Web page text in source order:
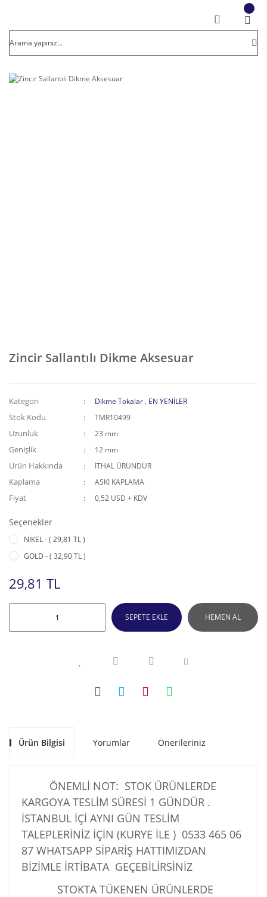
Zincir Sallantılı Dikme Aksesuar
Kategori Dikme Tokalar , EN YENİLER
Stok Kodu TMR10499
Uzunluk 23 mm
Genişlik 12 mm
Ürün Hakkında İTHAL ÜRÜNDÜR
Kaplama ASKI KAPLAMA
Fiyat 0,52 USD + KDV
Seçenekler
NİKEL - ( 29,81 TL )
GOLD - ( 32,90 TL )
29,81 TL
SEPETE EKLE HEMEN AL
Ürün Bilgisi Yorumlar Önerileriniz
ÖNEMLİ NOT: STOK ÜRÜNLERDE
KARGOYA TESLİM SÜRESİ 1 GÜNDÜR .
İSTANBUL İÇİ AYNI GÜN TESLİM
TALEPLERİNİZ İÇİN (KURYE İLE ) 0533 465 06
87 WHATSAPP SİPARİŞ HATTIMIZDAN
BİZİMLE İRTİBATA GEÇEBİLİRSİNİZ
STOKTA TÜKENEN ÜRÜNLERDE